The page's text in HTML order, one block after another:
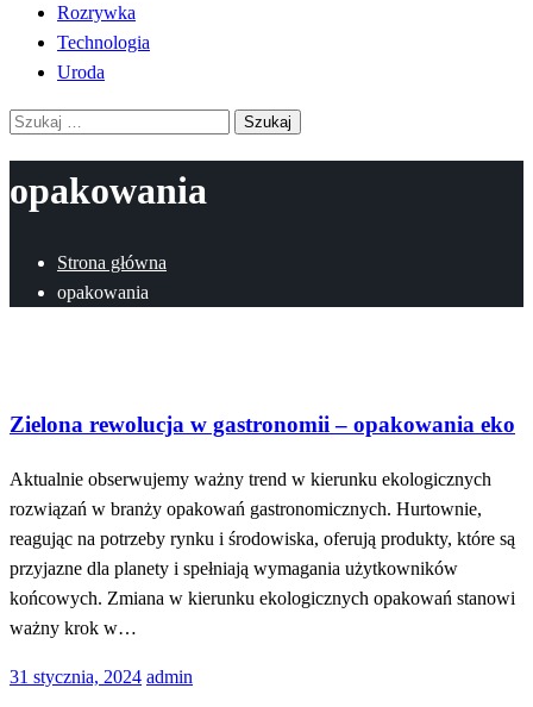
Rozrywka
Technologia
Uroda
Szukaj:
opakowania
Strona główna
opakowania
Zielona rewolucja w gastronomii – opakowania eko
Aktualnie obserwujemy ważny trend w kierunku ekologicznych
rozwiązań w branży opakowań gastronomicznych. Hurtownie,
reagując na potrzeby rynku i środowiska, oferują produkty, które są
przyjazne dla planety i spełniają wymagania użytkowników
końcowych. Zmiana w kierunku ekologicznych opakowań stanowi
ważny krok w…
Opublikowane
31 stycznia, 2024 admin